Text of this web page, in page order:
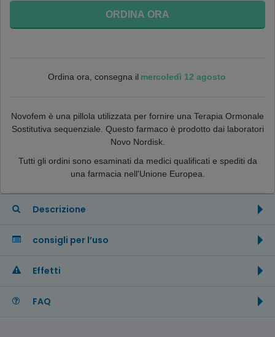
ORDINA ORA
Ordina ora, consegna il mercoledì 12 agosto
Novofem è una pillola utilizzata per fornire una Terapia Ormonale
Sostitutiva sequenziale. Questo farmaco è prodotto dai laboratori
Novo Nordisk.
Tutti gli ordini sono esaminati da medici qualificati e spediti da
una farmacia nell'Unione Europea.
Descrizione
consigli per l’uso
Effetti
FAQ